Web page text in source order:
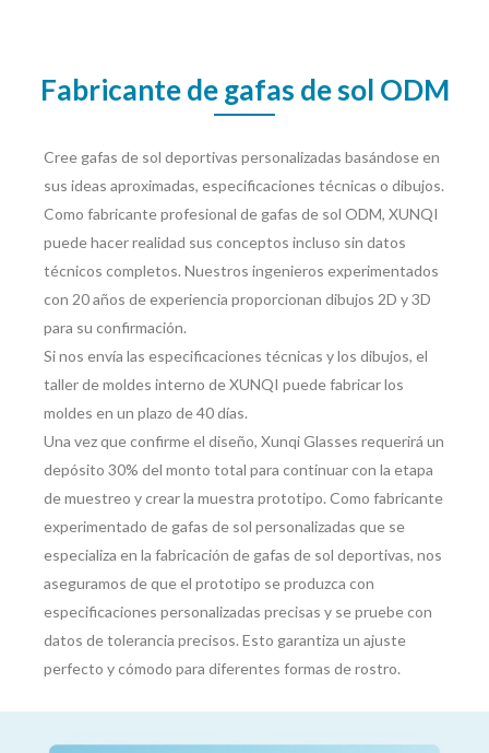
Fabricante de gafas de sol ODM
Cree gafas de sol deportivas personalizadas basándose en
sus ideas aproximadas, especificaciones técnicas o dibujos.
Como fabricante profesional de gafas de sol ODM, XUNQI
puede hacer realidad sus conceptos incluso sin datos
técnicos completos. Nuestros ingenieros experimentados
con 20 años de experiencia proporcionan dibujos 2D y 3D
para su confirmación.
Si nos envía las especificaciones técnicas y los dibujos, el
taller de moldes interno de XUNQI puede fabricar los
moldes en un plazo de 40 días.
Una vez que confirme el diseño, Xunqi Glasses requerirá un
depósito 30% del monto total para continuar con la etapa
de muestreo y crear la muestra prototipo. Como fabricante
experimentado de gafas de sol personalizadas que se
especializa en la fabricación de gafas de sol deportivas, nos
aseguramos de que el prototipo se produzca con
especificaciones personalizadas precisas y se pruebe con
datos de tolerancia precisos. Esto garantiza un ajuste
perfecto y cómodo para diferentes formas de rostro.